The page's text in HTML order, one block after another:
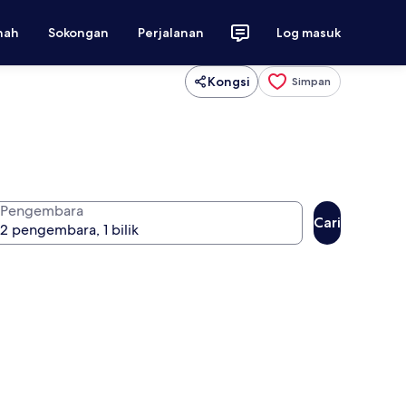
Sokongan Perjalanan Log masuk
Kongsi Simpan
Pengembara
Cari